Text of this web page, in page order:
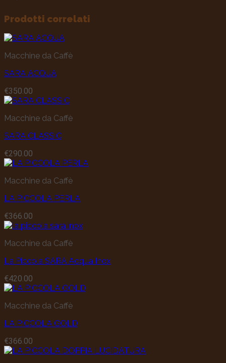
Prodotti correlati
Macchine da Caffè
SARA ACQUA
€350.00
Macchine da Caffè
SARA CLASSIC
€290.00
Macchine da Caffè
LA PICCOLA PERLA
€366.00
Macchine da Caffè
La Piccola SARA Acqua Inox
€420.00
Macchine da Caffè
LA PICCOLA GOLD
€366.00